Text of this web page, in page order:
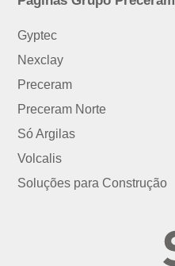
Gyptec
Nexclay
Preceram
Preceram Norte
Só Argilas
Volcalis
Soluções para Construção